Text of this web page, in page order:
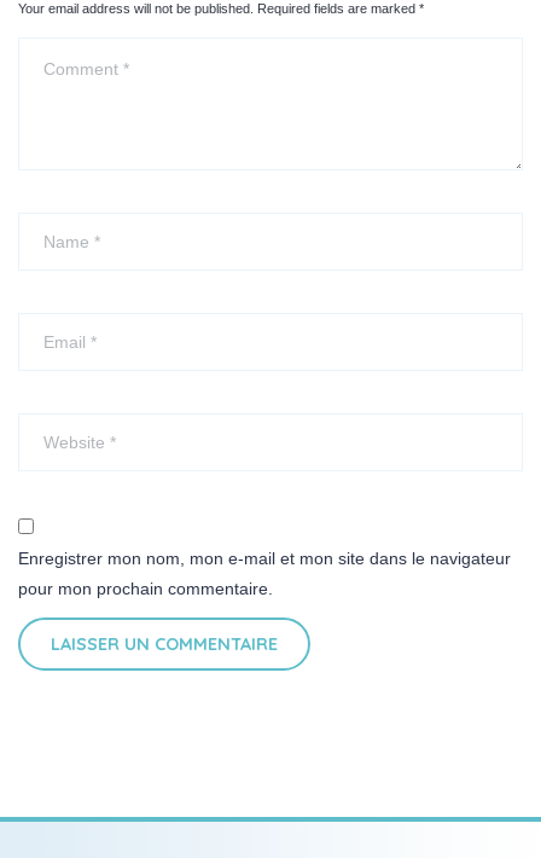
Your email address will not be published. Required fields are marked *
Enregistrer mon nom, mon e-mail et mon site dans le navigateur
pour mon prochain commentaire.
LAISSER UN COMMENTAIRE